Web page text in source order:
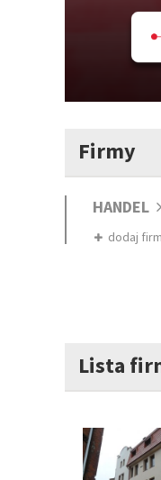
Firmy
HANDEL
dodaj
Lista